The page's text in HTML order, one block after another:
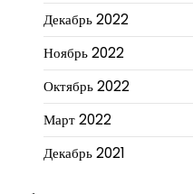
Декабрь 2022
Ноябрь 2022
Октябрь 2022
Март 2022
Декабрь 2021